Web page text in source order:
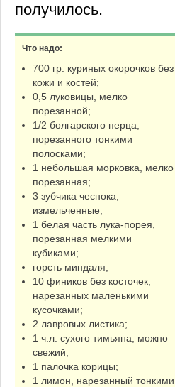
получилось.
Что надо:
700 гр. куриных окорочков без
кожи и костей;
0,5 луковицы, мелко
порезанной;
1/2 болгарского перца,
порезанного тонкими
полосками;
1 небольшая морковка, мелко
порезанная;
3 зубчика чеснока,
измельченные;
1 белая часть лука-порея,
порезанная мелкими
кубиками;
горсть миндаля;
10 фиников без косточек,
нарезанных маленькими
кусочками;
2 лавровых листика;
1 ч.л. сухого тимьяна, можно
свежий;
1 палочка корицы;
1 лимон, нарезанный тонкими